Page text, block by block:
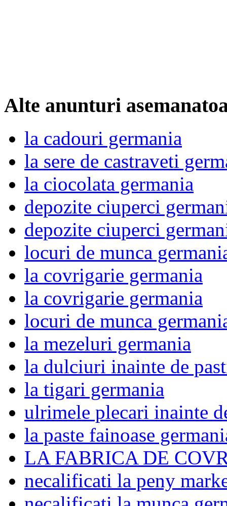
Alte anunturi
la cadouri germania
la sere de castraveti
la ciocolata germania
depozite ciuperci
depozite ciuperci
locuri de munca
la covrigarie germania
la covrigarie germania
locuri de munca
la mezeluri germania
la dulciuri inainte de
la tigari germania
ulrimele plecari inainte
la paste fainoase
LA FABRICA DE
necalificati la peny